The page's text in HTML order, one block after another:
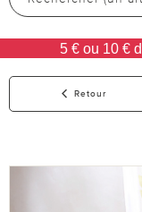
5 € ou 10 €
Retour